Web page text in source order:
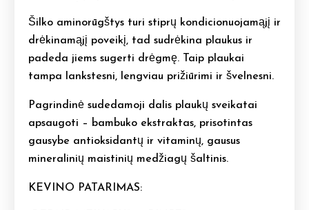
Šilko aminorūgštys turi stiprų kondicionuojamąjį ir
drėkinamąjį poveikį, tad sudrėkina plaukus ir
padeda jiems sugerti drėgmę. Taip plaukai
tampa lankstesni, lengviau prižiūrimi ir švelnesni.
Pagrindinė sudedamoji dalis plaukų sveikatai
apsaugoti – bambuko ekstraktas, prisotintas
gausybe antioksidantų ir vitaminų, gausus
mineralinių maistinių medžiagų šaltinis.
KEVINO PATARIMAS: